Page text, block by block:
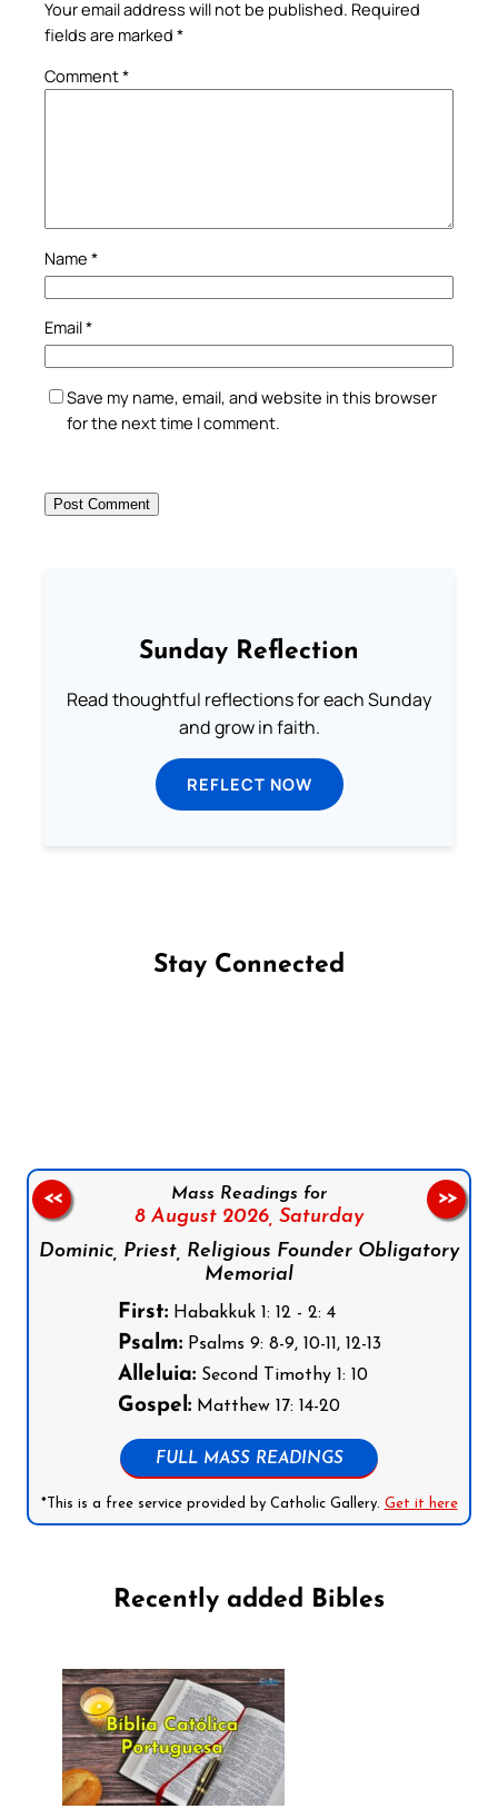
Your email address will not be published. Required
fields are marked *
Comment*
Name *
Email*
Save my name, email, and website in this browser
for the next time I comment.
Sunday Reflection
Read thoughtful reflections for each Sunday
and grow in faith.
REFLECT NOW
Stay Connected
Mass Readings for
8 August 2026, Saturday
Dominic, Priest, Religious Founder Obligatory
Memorial
First:Habakkuk 1: 12 - 2: 4
Psalm:Psalms 9: 8-9, 10-11, 12-13
Alleluia:Second Timothy 1: 10
Gospel:Matthew 17: 14-20
FULL MASS READINGS
*This is a free service provided by Catholic Gallery. Get it here
<< >>
Recently added Bibles